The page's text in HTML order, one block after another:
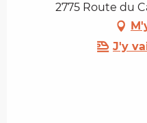
2775 Route du
J'y